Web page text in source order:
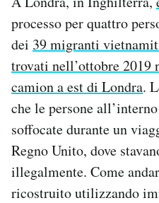
CALENDARIO
AREA PERSONALE
Area Personale
Newsletter
Notifiche mobile
Hai bisogno di aiuto?
Esci
processo per quattro
dei 39 migranti
trovati nell’ottobre
camion a est di Londra.
che le persone
soffocate durante un
Regno Unito, dove
illegalmente. Come
ricostruito utilizzando